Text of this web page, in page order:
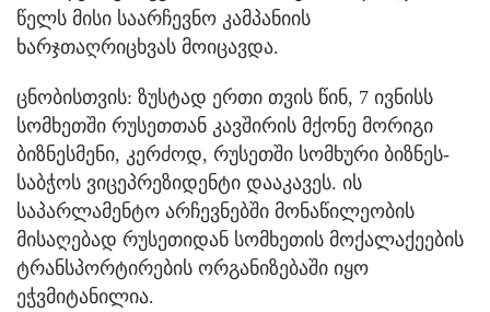
წელს მისი საარჩევნო კამპანიის
ხარჯთაღრიცხვას მოიცავდა.
ცნობისთვის: ზუსტად ერთი თვის წინ, 7 ივნისს
სომხეთში რუსეთთან კავშირის მქონე მორიგი
ბიზნესმენი, კერძოდ, რუსეთში სომხური ბიზნეს-
საბჭოს ვიცეპრეზიდენტი დააკავეს. ის
საპარლამენტო არჩევნებში მონაწილეობის
მისაღებად რუსეთიდან სომხეთის მოქალაქეების
ტრანსპორტირების ორგანიზებაში იყო
ეჭვმიტანილია.